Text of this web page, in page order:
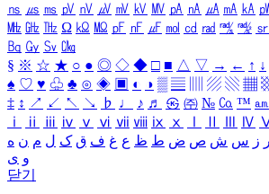
㎱ ㎲ ㎳ ㎴ ㎵ ㎶ ㎷ ㎸ ㎹ ㎀ ㎁ ㎂ ㎃ ㎄
㎒ ㎓ ㎔ Ω ㏀ ㏁ ㎊ ㎋ ㎌ ㏖ ㏅ ㎭ ㎮ ㎯ ㏛
㏃ ㏉ ㏜ ㏆
§ ※ ☆ ★ ○ ● ◎ ◇ ◆ □ ■ △ ▽ → ← ↑ ↓
♠ ♡ ♥ ♧ ♣ ⊙ ◈ ▣ ◐ ◑ ▒ ▤ ▨ ▧ ▦
‡ ↕ ↗ ↙ ↖ ↘ ♭ ♩ ♪ ♬ ㉿ ㈜ № ㏇ ™ ㏂
ⅰ
ⅱ ⅲ ⅳ ⅴ ⅵ ⅶ ⅷ ⅸ ⅹ Ⅳ
ر ز س ش ص ض ط ظ ع غ ف ق ک ل م ن ه
و ی
닫기